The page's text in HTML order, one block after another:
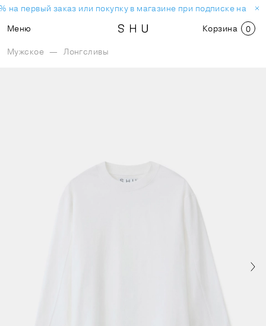
на первый заказ или покупку в магазине при подписке на
Меню
Корзина 0
Мужское — Лонгсливы